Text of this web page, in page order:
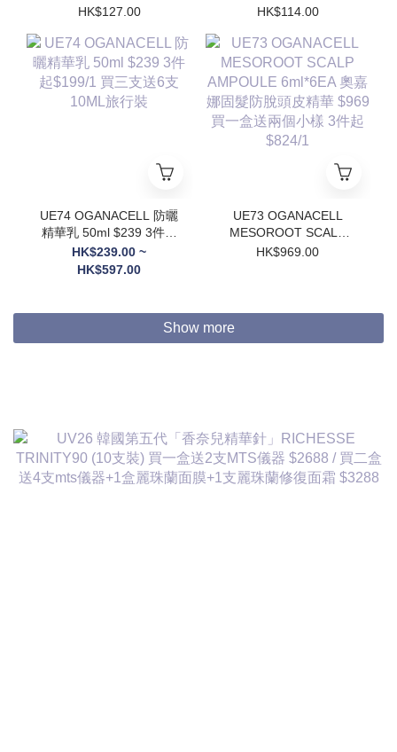
HK$127.00
$102/1
HK$114.00
UE74 OGANACELL 防曬
精華乳 50ml $239 3件起
$199/1 買三支送6支
10ML旅行裝
HK$239.00 ~
HK$597.00
UE73 OGANACELL
MESOROOT SCALP
AMPOULE 6ml*6EA 奧
HK$969.00
Show more